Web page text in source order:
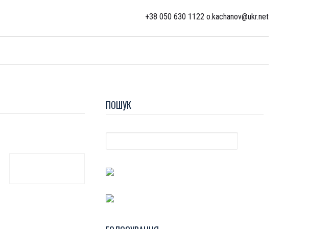
+38 050 630 1122 o.kachanov@ukr.net
ПОШУК